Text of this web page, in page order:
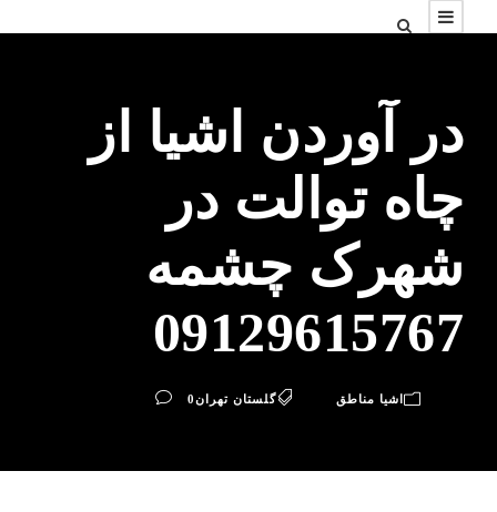
در آوردن اشیا از
چاه توالت در
شهرک چشمه
09129615767
اشیا مناطق گلستان تهران0